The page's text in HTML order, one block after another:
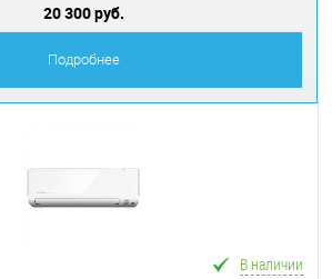
20 300 руб.
Подробнее
В наличии